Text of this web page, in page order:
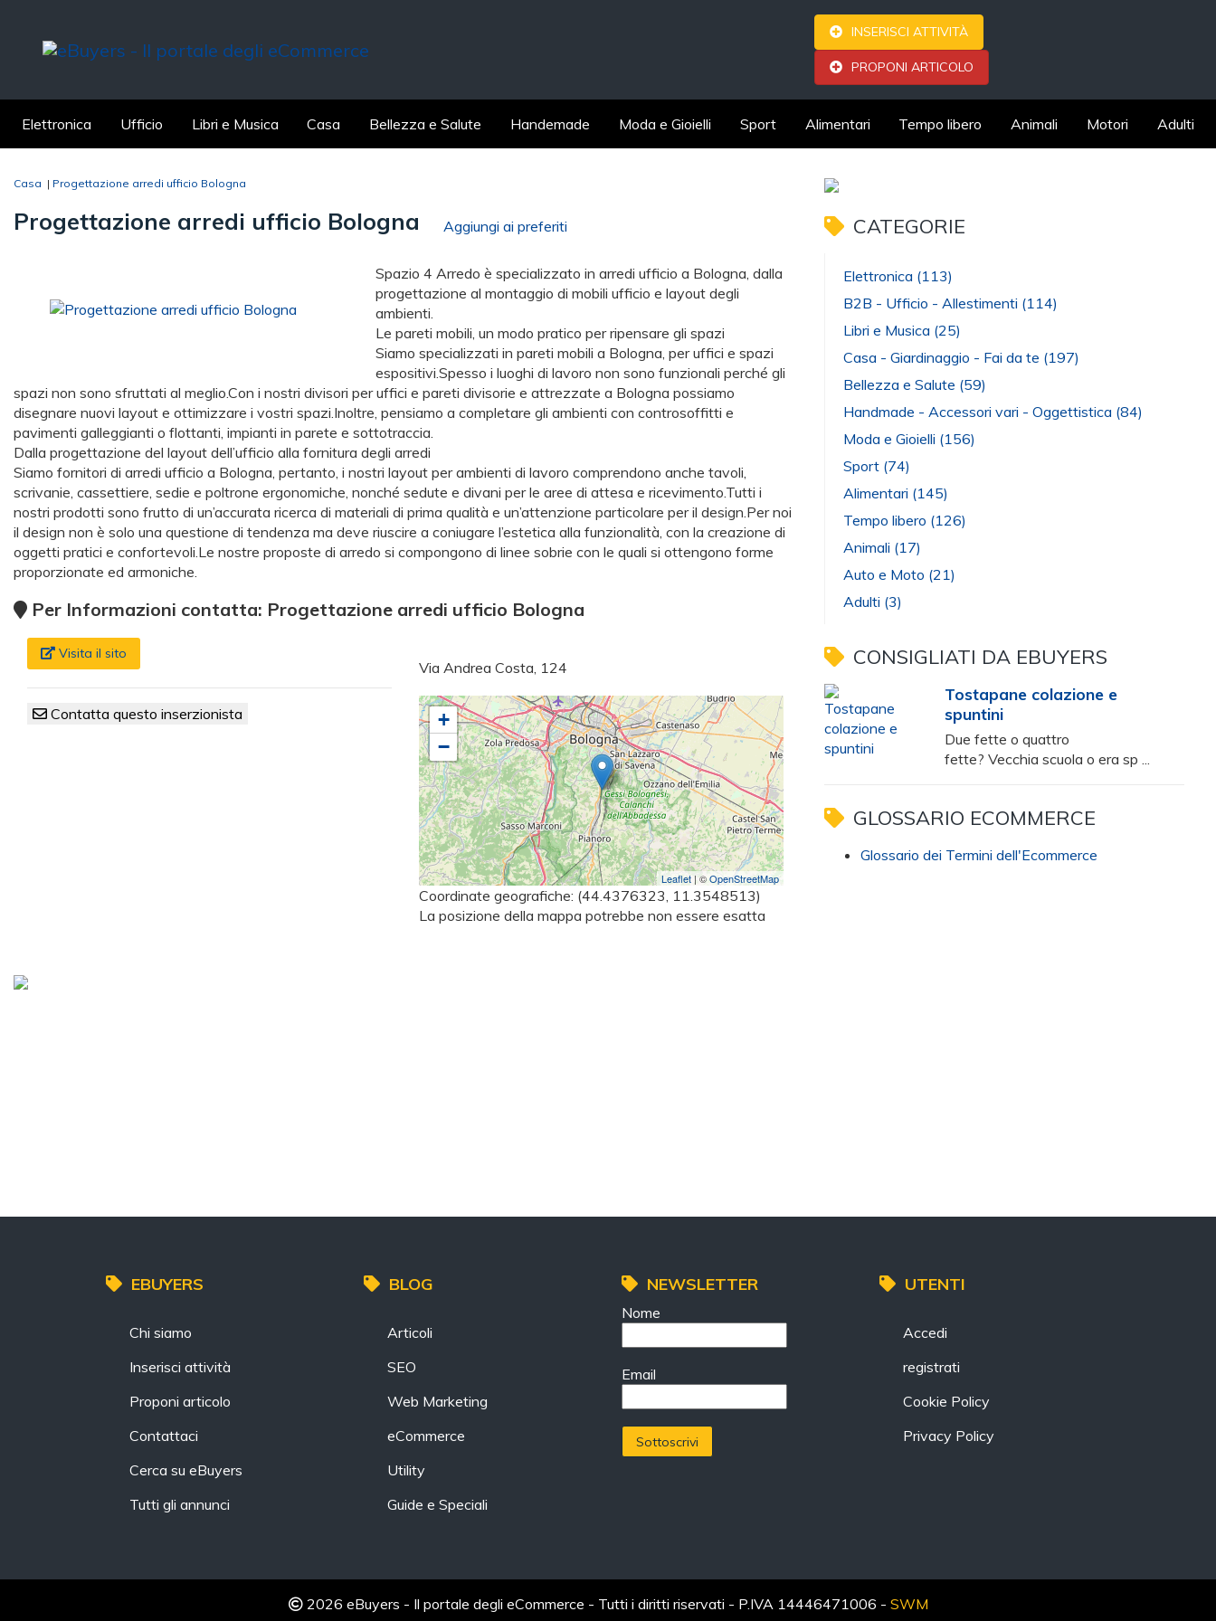
INSERISCI ATTIVITÀ
PROPONI ARTICOLO
Elettronica Ufficio Libri e Musica Casa Bellezza e Salute Handemade Moda e Gioielli Sport Alimentari Tempo libero Animali Motori Adulti
Casa | Progettazione arredi ufficio Bologna
Progettazione arredi ufficio Bologna Aggiungi ai preferiti
Spazio 4 Arredo è specializzato in arredi ufficio a Bologna, dalla
progettazione al montaggio di mobili ufficio e layout degli
ambienti.
Le pareti mobili, un modo pratico per ripensare gli spazi
Siamo specializzati in pareti mobili a Bologna, per uffici e spazi
espositivi.Spesso i luoghi di lavoro non sono funzionali perché gli
spazi non sono sfruttati al meglio.Con i nostri divisori per uffici e pareti divisorie e attrezzate a Bologna possiamo
disegnare nuovi layout e ottimizzare i vostri spazi.Inoltre, pensiamo a completare gli ambienti con controsoffitti e
pavimenti galleggianti o flottanti, impianti in parete e sottotraccia.
Dalla progettazione del layout dell’ufficio alla fornitura degli arredi
Siamo fornitori di arredi ufficio a Bologna, pertanto, i nostri layout per ambienti di lavoro comprendono anche tavoli,
scrivanie, cassettiere, sedie e poltrone ergonomiche, nonché sedute e divani per le aree di attesa e ricevimento.Tutti i
nostri prodotti sono frutto di un’accurata ricerca di materiali di prima qualità e un’attenzione particolare per il design.Per noi
il design non è solo una questione di tendenza ma deve riuscire a coniugare l’estetica alla funzionalità, con la creazione di
oggetti pratici e confortevoli.Le nostre proposte di arredo si compongono di linee sobrie con le quali si ottengono forme
proporzionate ed armoniche.
Per Informazioni contatta: Progettazione arredi ufficio Bologna
Visita il sito
Contatta questo inserzionista
Via Andrea Costa, 124
+
−
Leaflet | ©OpenStreetMap
Coordinate geografiche: (44.4376323, 11.3548513)
La posizione della mappa potrebbe non essere esatta
CATEGORIE
Elettronica (113)
B2B - Ufficio - Allestimenti (114)
Libri e Musica (25)
Casa - Giardinaggio - Fai da te (197)
Bellezza e Salute (59)
Handmade - Accessori vari - Oggettistica (84)
Moda e Gioielli (156)
Sport (74)
Alimentari (145)
Tempo libero (126)
Animali (17)
Auto e Moto (21)
Adulti (3)
CONSIGLIATI DA EBUYERS
Tostapane colazione e
spuntini
Due fette o quattro
fette? Vecchia scuola o era sp ...
GLOSSARIO ECOMMERCE
Glossario dei Termini dell'Ecommerce
EBUYERS
Chi siamo
Inserisci attività
Proponi articolo
Contattaci
Cerca su eBuyers
Tutti gli annunci
BLOG
Articoli
SEO
Web Marketing
eCommerce
Utility
Guide e Speciali
NEWSLETTER
Nome
Email
UTENTI
Accedi
registrati
Cookie Policy
Privacy Policy
2026 eBuyers - Il portale degli eCommerce - Tutti i diritti riservati - P.IVA 14446471006 - SWM